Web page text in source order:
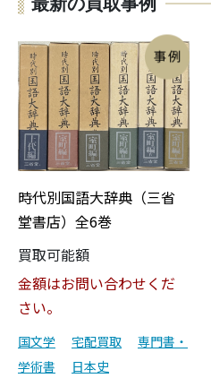
時代別国語大辞典（三省
堂書店）全6巻
買取可能額
金額はお問い合わせくだ
さい。
国文学 宅配買取
専門書・
学術書
日本史